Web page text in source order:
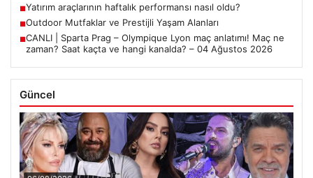
■Outdoor Mutfaklar ve Prestijli Yaşam Alanları
■CANLI | Sparta Prag – Olympique Lyon maç anlatımı! Maç ne
zaman? Saat kaçta ve hangi kanalda? – 04 Ağustos 2026
Güncel
06/08/2026